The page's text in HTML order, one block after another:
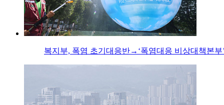
복지부, 폭염 초기대응반→‘폭염대응 비상대책본부